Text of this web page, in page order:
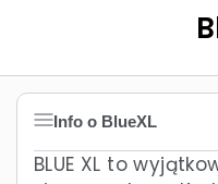
Info o BlueXL
BLUE XL to